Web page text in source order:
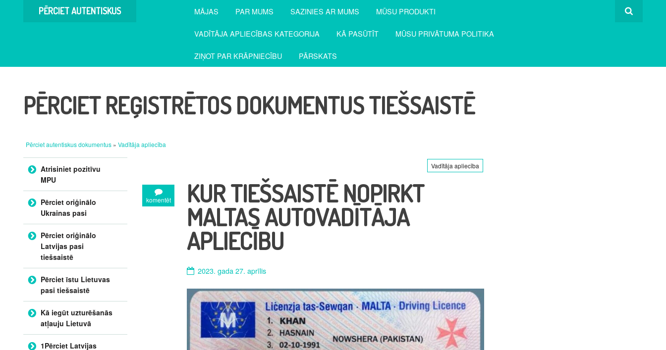
PĒRCIET AUTENTISKUS MĀJAS PAR MUMS SAZINIES AR MUMS MŪSU PRODUKTI
VADĪTĀJA APLIECĪBAS KATEGORIJA KĀ PASŪTĪT MŪSU PRIVĀTUMA POLITIKA
ZIŅOT PAR KRĀPNIECĪBU PĀRSKATS
PĒRCIET REĢISTRĒTOS DOKUMENTUS TIEŠSAISTĒ
Pērciet autentiskus dokumentus » Vadītāja apliecība
komentēt
Vadītāja apliecība
KUR TIEŠSAISTĒ NOPIRKT
MALTAS AUTOVADĪTĀJA
APLIECĪBU
2023. gada 27. aprīlis
Pāriet uz saturu
Atrisiniet pozitīvu
MPU
Pērciet oriģinālo
Ukrainas pasi
Pērciet oriģinālo
Latvijas pasi
tiešsaistē
Pērciet īstu Lietuvas
pasi tiešsaistē
Kā iegūt uzturēšanās
atļauju Lietuvā
1Pērciet Latvijas